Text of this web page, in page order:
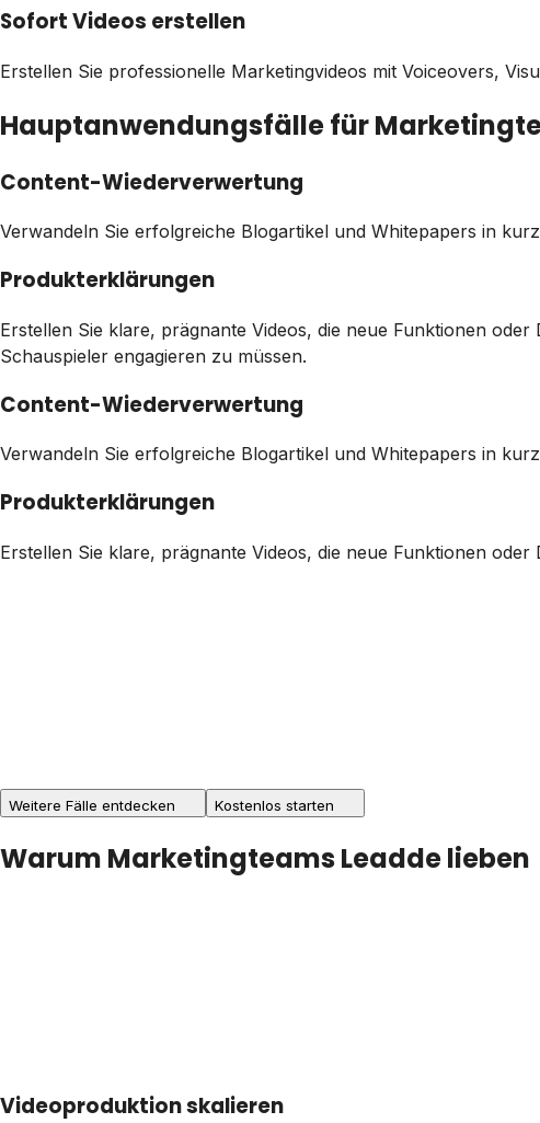
Sofort Videos erstellen
Erstellen Sie professionelle Marketingvideos mit Voiceovers,
Hauptanwendungsfälle für
Content-Wiederverwertung
Verwandeln Sie erfolgreiche Blogartikel und Whitepapers in
Produkterklärungen
Erstellen Sie klare, prägnante Videos, die neue Funktionen
Schauspieler engagieren zu müssen.
Content-Wiederverwertung
Verwandeln Sie erfolgreiche Blogartikel und Whitepapers in
Produkterklärungen
Erstellen Sie klare, prägnante Videos, die neue Funktionen
Weitere Fälle entdecken Kostenlos starten
Warum Marketingteams Leadde lieben
Videoproduktion skalieren